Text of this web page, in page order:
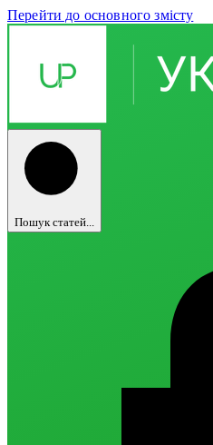
Перейти до основного змісту
Пошук статей...